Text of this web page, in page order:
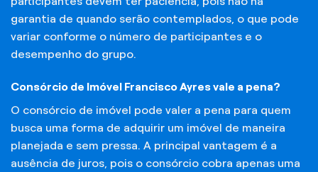
garantia de quando serão contemplados, o que pode
variar conforme o número de participantes e o
desempenho do grupo.
Consórcio de Imóvel Francisco Ayres vale a pena?
O consórcio de imóvel pode valer a pena para quem
busca uma forma de adquirir um imóvel de maneira
planejada e sem pressa. A principal vantagem é a
ausência de juros, pois o consórcio cobra apenas uma